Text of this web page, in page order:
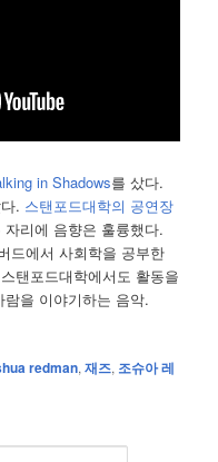
in Shadows를 샀다.
. 스탠포드대학의 공연장
리에 음향은 훌륭했다.
드에서 사회학을 공부한
탠포드대학에서도 활동을
을 이야기하는 음악.
redman,재즈, 조슈아 레